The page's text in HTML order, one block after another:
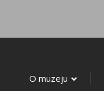
O muzeju